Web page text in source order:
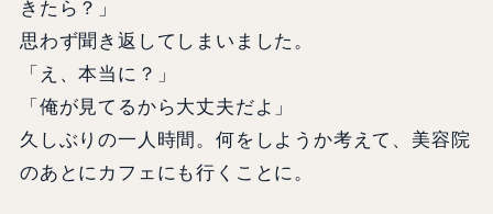
きたら？」
思わず聞き返してしまいました。
「え、本当に？」
「俺が見てるから大丈夫だよ」
久しぶりの一人時間。何をしようか考えて、美容院
のあとにカフェにも行くことに。